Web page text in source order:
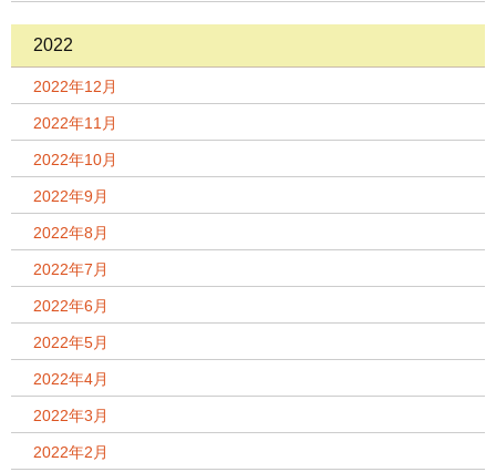
2022
2022年12月
2022年11月
2022年10月
2022年9月
2022年8月
2022年7月
2022年6月
2022年5月
2022年4月
2022年3月
2022年2月